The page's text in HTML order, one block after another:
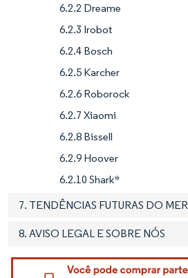
6.2.2 Dreame
6.2.3 Irobot
6.2.4 Bosch
6.2.5 Karcher
6.2.6 Roborock
6.2.7 Xiaomi
6.2.8 Bissell
6.2.9 Hoover
6.2.10 Shark*
7. TENDÊNCIAS FUTURAS DO
8. AVISO LEGAL E SOBRE NÓS